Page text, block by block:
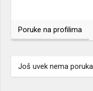
Poruke na profilima
Još uvek nema